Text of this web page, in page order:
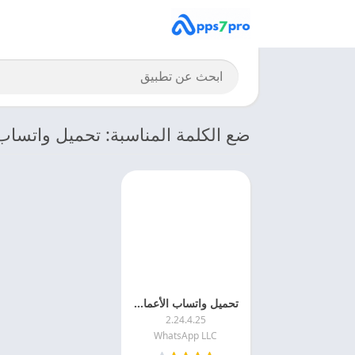
ضع الكلمة المناسبة: تحميل
تحميل واتساب الأعمال 2025 WhatsApp Business APK اخر اصدار مجانا
2.24.4.25
WhatsApp LLC